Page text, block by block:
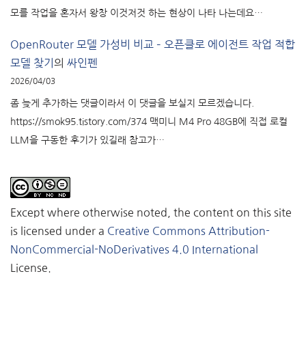
모를 작업을 혼자서 왕창 이것저것 하는 현상이 나타 나는데요…
OpenRouter 모델 가성비 비교 – 오픈클로 에이전트 작업 적합
모델 찾기 의 싸인펜
2026/04/03
좀 늦게 추가하는 댓글이라서 이 댓글을 보실지 모르겠습니다.
https://smok95.tistory.com/374 맥미니 M4 Pro 48GB에 직접 로컬
LLM을 구동한 후기가 있길래 참고가…
Except where otherwise noted, the content on this site
is licensed under a Creative Commons Attribution-
NonCommercial-NoDerivatives 4.0 International
License.